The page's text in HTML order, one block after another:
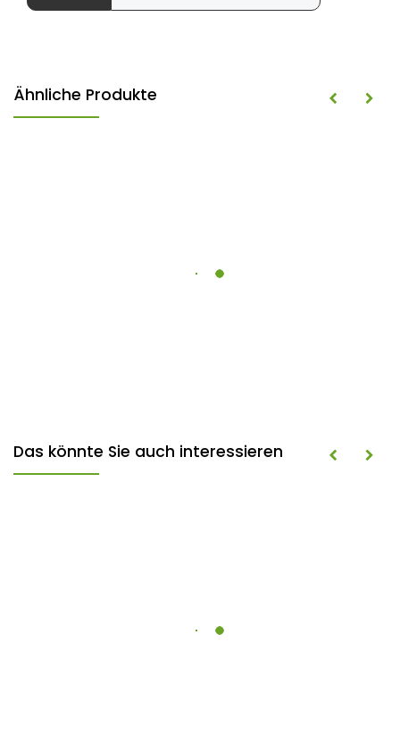
Ähnliche Produkte
Das könnte Sie auch interessieren